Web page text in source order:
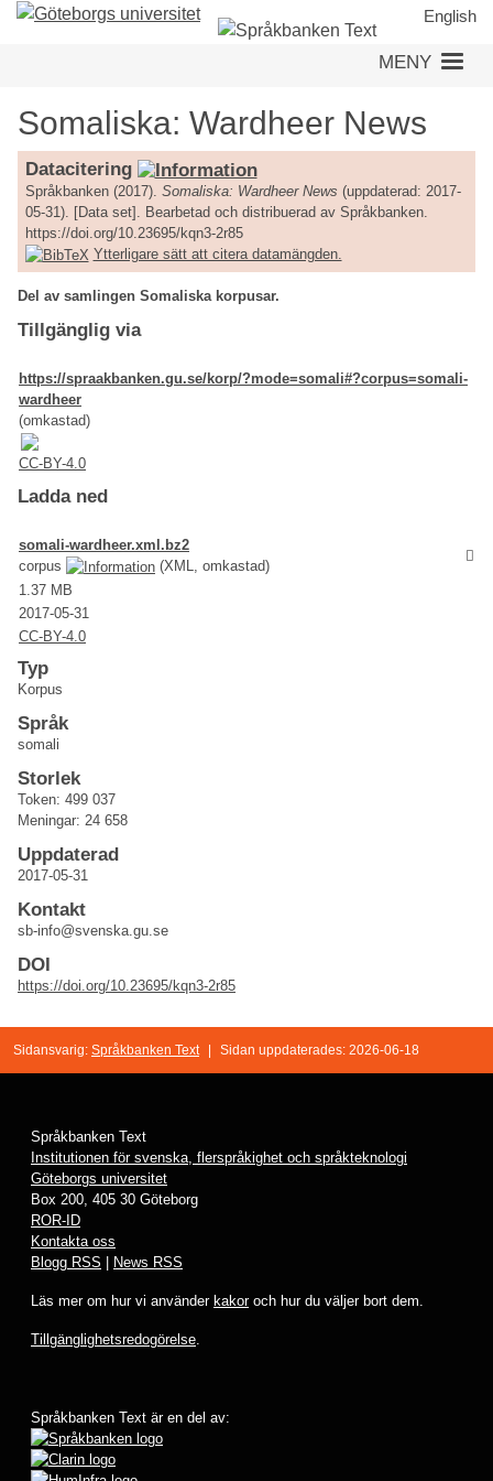
Hoppa
English
MENY
Somaliska: Wardheer News
Datacitering
Språkbanken (2017). Somaliska: Wardheer News (uppdaterad: 2017-
05-31). [Data set]. Bearbetad och distribuerad av Språkbanken.
https://doi.org/10.23695/kqn3-2r85
Ytterligare sätt att citera datamängden.
Del av samlingen Somaliska korpusar.
Tillgänglig via
https://spraakbanken.gu.se/korp/?mode=somali#?corpus=somali-
wardheer
(omkastad)
CC-BY-4.0
Ladda ned
somali-wardheer.xml.bz2
corpus
(XML, omkastad)
1.37 MB
2017-05-31
CC-BY-4.0
Typ
Korpus
Språk
somali
Storlek
Token: 499 037
Meningar: 24 658
Uppdaterad
2017-05-31
Kontakt
sb-info@svenska.gu.se
DOI
https://doi.org/10.23695/kqn3-2r85
Sidansvarig: Språkbanken Text Sidan uppdaterades: 2026-06-18
Språkbanken Text
Institutionen för svenska, flerspråkighet och språkteknologi
Göteborgs universitet
Box 200, 405 30 Göteborg
ROR-ID
Kontakta oss
Blogg RSS
News RSS
Läs mer om hur vi använder kakoroch hur du väljer bort dem.
Tillgänglighetsredogörelse.
Språkbanken Text är en del av: